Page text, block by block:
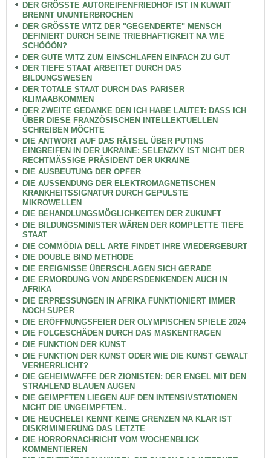
DER GRÖSSTE AUTOREIFENFRIEDHOF IST IN KUWAIT
BRENNT UNUNTERBROCHEN
DER GRÖSSTE WITZ DER "GEGENDERTE" MENSCH
DEFINIERT DURCH SEINE TRIEBHAFTIGKEIT NA WIE
SCHÖÖÖN?
DER GUTE WITZ ZUM EINSCHLAFEN EINFACH ZU GUT
DER TIEFE STAAT ARBEITET DURCH DAS
BILDUNGSWESEN
DER TOTALE STAAT DURCH DAS PARISER
KLIMAABKOMMEN
DER ZWEITE GEDANKE DEN ICH HABE LAUTET: DASS ICH
ÜBER DIESE FRANZÖSISCHEN INTELLEKTUELLEN
SCHREIBEN MÖCHTE
DIE ANTWORT AUF DAS RÄTSEL ÜBER PUTINS
EINGREIFEN IN DER UKRAINE: SELENZKY IST NICHT DER
RECHTMÄSSIGE PRÄSIDENT DER UKRAINE
DIE AUSBEUTUNG DER OPFER
DIE AUSSENDUNG DER ELEKTROMAGNETISCHEN
KRANKHEITSSIGNATUR DURCH GEPULSTE
MIKROWELLEN
DIE BEHANDLUNGSMÖGLICHKEITEN DER ZUKUNFT
DIE BILDUNGSMINISTER WÄREN DER KOMPLETTE TIEFE
STAAT
DIE COMMÖDIA DELL ARTE FINDET IHRE WIEDERGEBURT
DIE DOUBLE BIND METHODE
DIE EREIGNISSE ÜBERSCHLAGEN SICH GERADE
DIE ERMORDUNG VON ANDERSDENKENDEN AUCH IN
AFRIKA
DIE ERPRESSUNGEN IN AFRIKA FUNKTIONIERT IMMER
NOCH SUPER
DIE ERÖFFNUNGSFEIER DER OLYMPISCHEN SPIELE 2024
DIE FOLGESCHÄDEN DURCH DAS MASKENTRAGEN
DIE FUNKTION DER KUNST
DIE FUNKTION DER KUNST ODER WIE DIE KUNST GEWALT
VERHERRLICHT?
DIE GEHEIMWAFFE DER ZIONISTEN: DER ENGEL MIT DEN
STRAHLEND BLAUEN AUGEN
DIE GEIMPFTEN LIEGEN AUF DEN INTENSIVSTATIONEN
NICHT DIE UNGEIMPFTEN..
DIE HEUCHELEI KENNT KEINE GRENZEN NA KLAR IST
DISKRIMINIERUNG DAS LETZTE
DIE HORRORNACHRICHT VOM WOCHENBLICK
KOMMENTIEREN